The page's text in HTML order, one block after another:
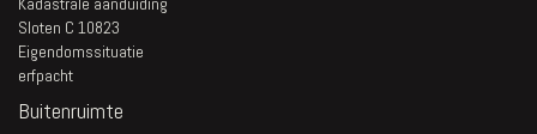
Sloten C 10823
Eigendomssituatie
erfpacht
Buitenruimte